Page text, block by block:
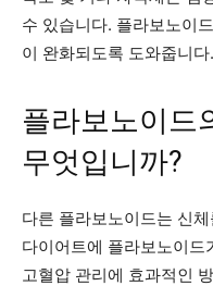
수 있습니다. 플라보노이
이 완화되도록 도와줍니다.
플라보노이드
무엇입니까?
다른 플라보노이드는 신
다이어트에 플라보노이드
고혈압 관리에 효과적인